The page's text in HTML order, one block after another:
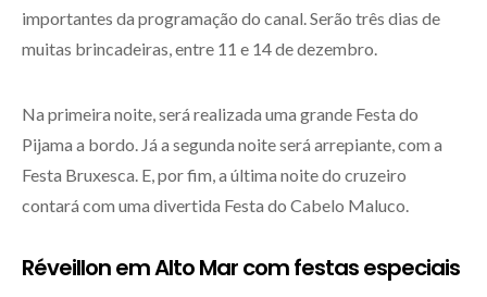
importantes da programação do canal. Serão três dias de
muitas brincadeiras, entre 11 e 14 de dezembro.
Na primeira noite, será realizada uma grande Festa do
Pijama a bordo. Já a segunda noite será arrepiante, com a
Festa Bruxesca. E, por fim, a última noite do cruzeiro
contará com uma divertida Festa do Cabelo Maluco.
Réveillon em Alto Mar com festas especiais